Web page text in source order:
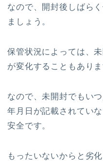
なので、開封後しばら
ましょう。
保管状況によっては、
が変化することもありま
なので、未開封でもい
年月日が記載されてい
安全です。
もったいないからと劣